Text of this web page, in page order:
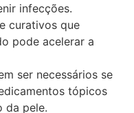
infecções.
curativos que
pode acelerar a
ser necessários se
tópicos
da pele.